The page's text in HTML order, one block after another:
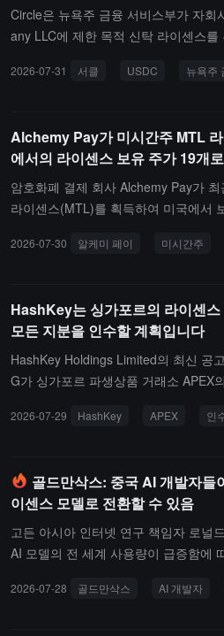
하며, 유럽에서의 규제 사업을 확대할
는 현재 전 세계에 약 350명의 직원을
다. 지난 18개월 동안 이 회사는 파생
ypto.com, Coinbase, Gemini에 이어
회사입니다. 보도에 따르면, 업계는 지
I 기술 발전의 영향을 받고 있습니다.
약 25조 달러의 거래량을 촉진했으며,
Circle은 뉴욕주 금융 서비스부가 자
any LLC에 제한 목적 신탁 라이센스
le은 뉴욕 신탁 라이센스가 회사의 안
기관과 장기적인 규제 관계를 구축했
자 회장 겸 CEO인 Jeremy Allaire는 뉴
것이 회사의 장기 목표였으며, 이 라이
이 USDC가 디지털 달러가 점점 더 글
할 것이라고 말했습니다.
2026-07-31 서클 USDC 뉴욕주
Alchemy Pay가 미시간주 MTL
에서의 라이센스 보유 주가 19개
암호화폐 결제 회사 Alchemy Pay가
라이센스(MTL)를 획득하여 미국에서
센스의 발급은 Alchemy Pay의 미국 핵
2026-07-30 알케미 페이 미시간주
HashKey는 싱가포르의 라이센
모든 지분을 인수할 계획입니다
HashKey Holdings Limited의 최신 공
G가 싱가포르 파생상품 거래소 APEX
결했습니다. 인수 대가 및 지급 방식은
정 결제소 라이센스를 보유하고 있어
갖추고 있습니다. HashKey는 인수가
확장 가능한 규제 기반을 구축하는 데
다.공고는 또한 제안된 인수가 최종 문
문서를 체결하지 않았으며, MAS의 승
2026-07-29 HashKey APEX 인
골드만삭스: 중국 AI 개발자
이센스 모델로 전환할 수 있음
고든 아시아 인터넷 연구 책임자 로널
AI 모델의 전 세계 사용량이 급증함에
다. 현재 대부분의 중국 모델은 MIT 라
2026-07-28 골드만삭스 AI 개발자